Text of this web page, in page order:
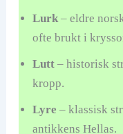
Lurk– eldre
ofte brukt i
Lutt– historisk
kropp.
Lyre – klassisk
antikkens Hellas.